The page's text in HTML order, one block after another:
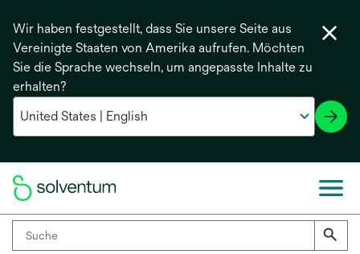
Wir haben festgestellt, dass Sie unsere Seite aus
Vereinigte Staaten von Amerika aufrufen. Möchten
Sie die Sprache wechseln, um angepasste Inhalte zu
erhalten?